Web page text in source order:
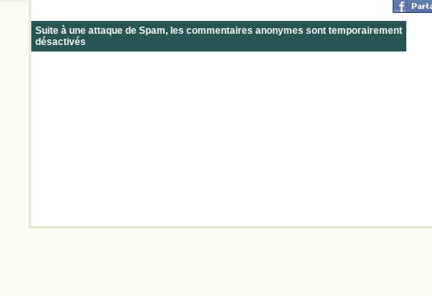
Suite à une attaque de Spam, les commentaires anonymes sont temporairement
désactivés